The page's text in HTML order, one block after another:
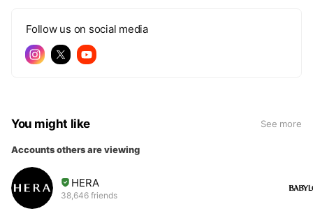
Follow us on social media
You might like See more
Accounts others are viewing
HERA
38,646 friends